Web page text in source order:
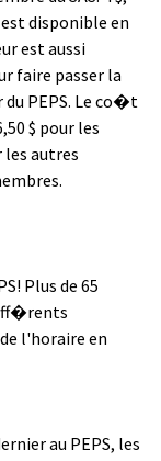
disponible en
est aussi
faire passer la
PEPS. Le co�t
$ pour les
autres
Plus de 65
l'horaire en
au PEPS, les